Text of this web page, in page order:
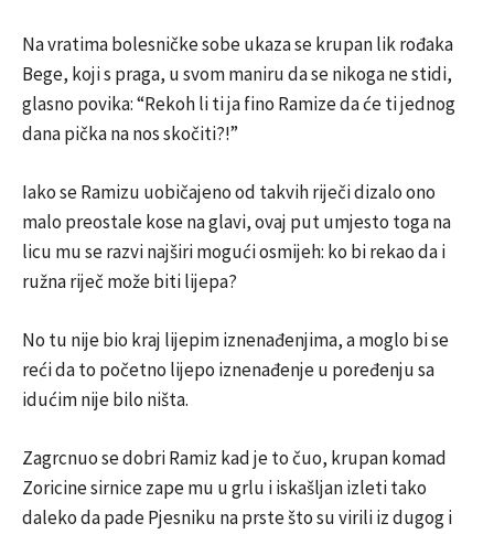
Na vratima bolesničke sobe ukaza se krupan lik rođaka
Bege, koji s praga, u svom maniru da se nikoga ne stidi,
glasno povika: “Rekoh li ti ja fino Ramize da će ti jednog
dana pička na nos skočiti?!”
Iako se Ramizu uobičajeno od takvih riječi dizalo ono
malo preostale kose na glavi, ovaj put umjesto toga na
licu mu se razvi najširi mogući osmijeh: ko bi rekao da i
ružna riječ može biti lijepa?
No tu nije bio kraj lijepim iznenađenjima, a moglo bi se
reći da to početno lijepo iznenađenje u poređenju sa
idućim nije bilo ništa.
Zagrcnuo se dobri Ramiz kad je to čuo, krupan komad
Zoricine sirnice zape mu u grlu i iskašljan izleti tako
daleko da pade Pjesniku na prste što su virili iz dugog i